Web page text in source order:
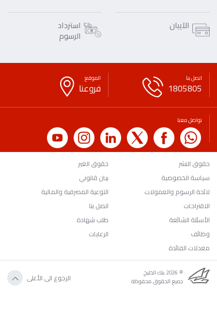
الآيبان استرداد
الرسوم
اتصل بنا
1805805
الموقع
فروعنا
تواصل معنا
حقوق النشر
حقوق الغير
سياسة الخصوصية
بيان قانوني
لائحة الرسوم والعمولات
التوعية المصرفية والمالية
الاقتراحات
اتصل بنا
الأسئلة الشائعة
طلب شهادة
وظائف
الرعايات
معدلات الفائدة
© 2026 بنك الخليج.
جميع الحقوق محفوظة
الرجوع الى الأعلى